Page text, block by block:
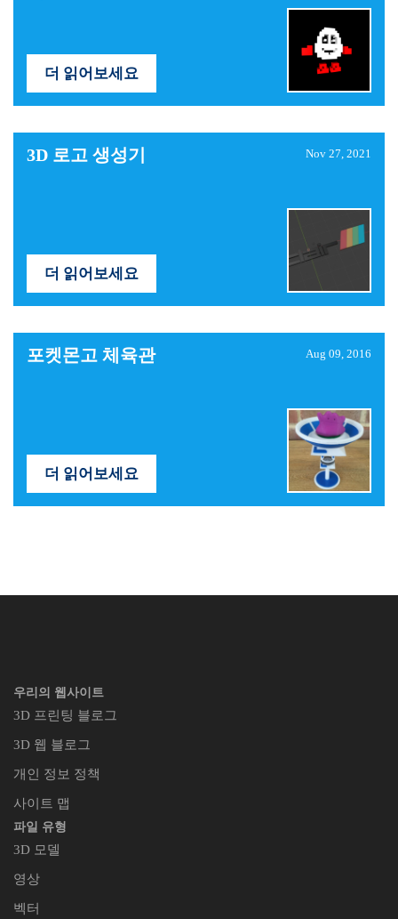
더 읽어보세요
3D 로고 생성기 Nov 27, 2021
더 읽어보세요
포켓몬고 체육관 Aug 09, 2016
더 읽어보세요
우리의 웹사이트
3D 프린팅 블로그
3D 웹 블로그
개인 정보 정책
사이트 맵
파일 유형
3D 모델
영상
벡터